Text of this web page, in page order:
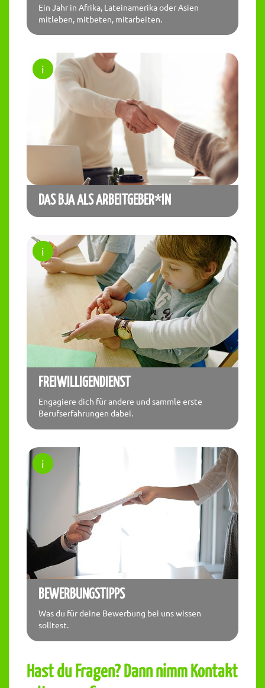
Ein Jahr in Afrika, Lateinamerika oder Asien
mitleben, mitbeten, mitarbeiten.
DAS BJA ALS ARBEITGEBER*IN
FREIWILLIGENDIENST
Engagiere dich für andere und sammle erste
Berufserfahrungen dabei.
BEWERBUNGSTIPPS
Was du für deine Bewerbung bei uns wissen
solltest.
Hast du Fragen? Dann nimm Kontakt